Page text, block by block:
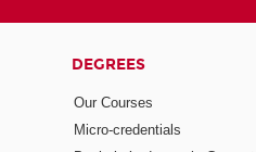
DEGREES
Our Courses
Micro-credentials